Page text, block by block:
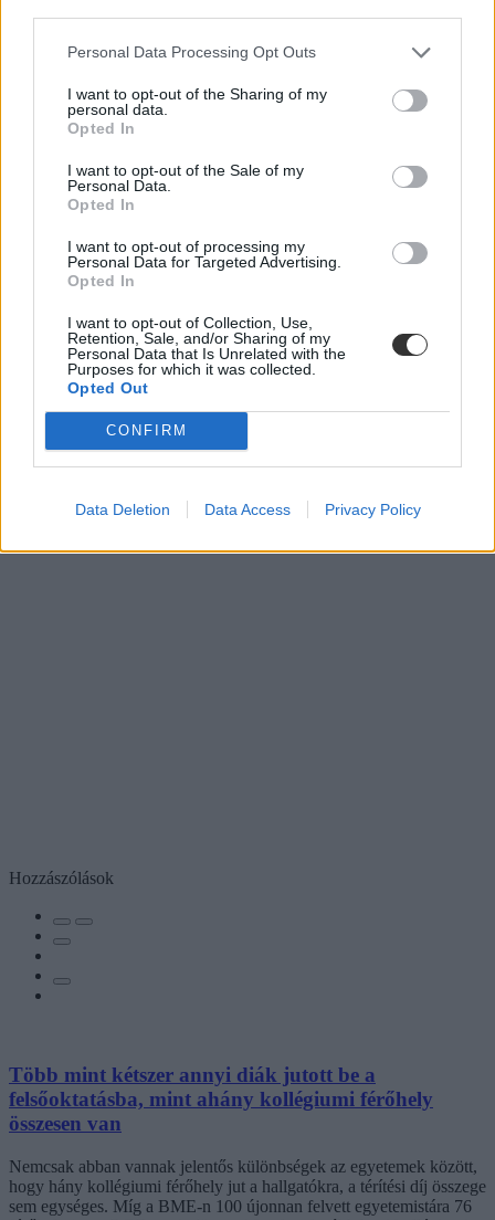
Personal Data Processing Opt Outs
I want to opt-out of the Sharing of my
personal data.
Opted In
I want to opt-out of the Sale of my
Personal Data.
Opted In
I want to opt-out of processing my
Personal Data for Targeted Advertising.
Opted In
I want to opt-out of Collection, Use,
Retention, Sale, and/or Sharing of my
Personal Data that Is Unrelated with the
Purposes for which it was collected.
Opted Out
CONFIRM
Data Deletion Data Access Privacy Policy
Hozzászólások
Több mint kétszer annyi diák jutott be a
felsőoktatásba, mint ahány kollégiumi férőhely
összesen van
Nemcsak abban vannak jelentős különbségek az egyetemek között,
hogy hány kollégiumi férőhely jut a hallgatókra, a térítési díj összege
sem egységes. Míg a BME-n 100 újonnan felvett egyetemistára 76